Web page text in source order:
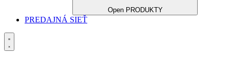
Open PRODUKTY
PREDAJNÁ SIEŤ